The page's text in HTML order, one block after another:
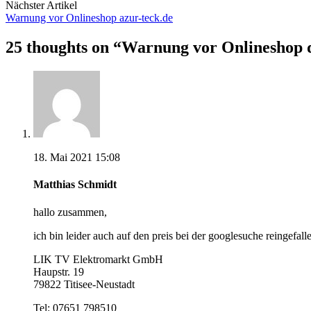
Nächster Artikel
Warnung vor Onlineshop azur-teck.de
25 thoughts on “Warnung vor Onlineshop
18. Mai 2021 15:08
Matthias Schmidt
hallo zusammen,
ich bin leider auch auf den preis bei der googlesuche
LIK TV Elektromarkt GmbH
Haupstr. 19
79822 Titisee-Neustadt
Tel: 07651 798510